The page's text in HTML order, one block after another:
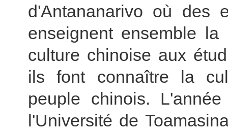
d'Antananarivo où des
enseignent ensemble
culture chinoise aux
ils font connaître la
peuple chinois.
l'Université de